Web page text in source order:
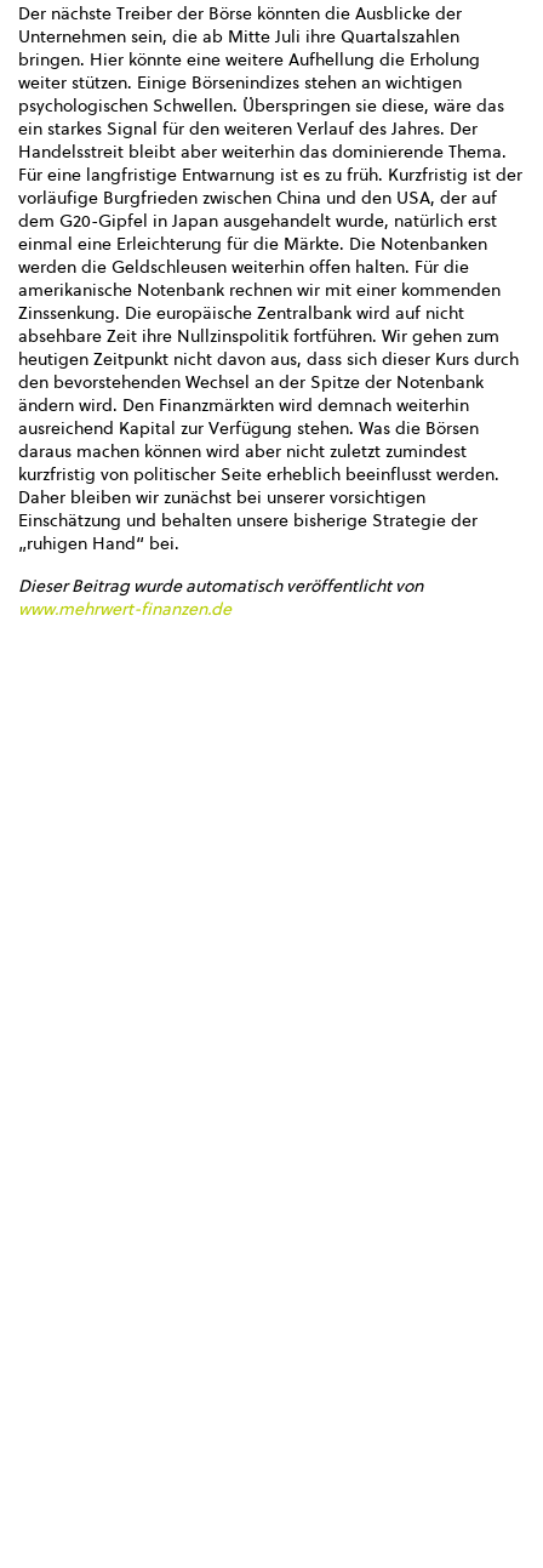
Der nächste Treiber der Börse könnten die Ausblicke der
Unternehmen sein, die ab Mitte Juli ihre Quartalszahlen
bringen. Hier könnte eine weitere Aufhellung die Erholung
weiter stützen. Einige Börsenindizes stehen an wichtigen
psychologischen Schwellen. Überspringen sie diese, wäre das
ein starkes Signal für den weiteren Verlauf des Jahres. Der
Handelsstreit bleibt aber weiterhin das dominierende Thema.
Für eine langfristige Entwarnung ist es zu früh. Kurzfristig ist der
vorläufige Burgfrieden zwischen China und den USA, der auf
dem G20-Gipfel in Japan ausgehandelt wurde, natürlich erst
einmal eine Erleichterung für die Märkte. Die Notenbanken
werden die Geldschleusen weiterhin offen halten. Für die
amerikanische Notenbank rechnen wir mit einer kommenden
Zinssenkung. Die europäische Zentralbank wird auf nicht
absehbare Zeit ihre Nullzinspolitik fortführen. Wir gehen zum
heutigen Zeitpunkt nicht davon aus, dass sich dieser Kurs durch
den bevorstehenden Wechsel an der Spitze der Notenbank
ändern wird. Den Finanzmärkten wird demnach weiterhin
ausreichend Kapital zur Verfügung stehen. Was die Börsen
daraus machen können wird aber nicht zuletzt zumindest
kurzfristig von politischer Seite erheblich beeinflusst werden.
Daher bleiben wir zunächst bei unserer vorsichtigen
Einschätzung und behalten unsere bisherige Strategie der
„ruhigen Hand“ bei.
Dieser Beitrag wurde automatisch veröffentlicht von
www.mehrwert-finanzen.de